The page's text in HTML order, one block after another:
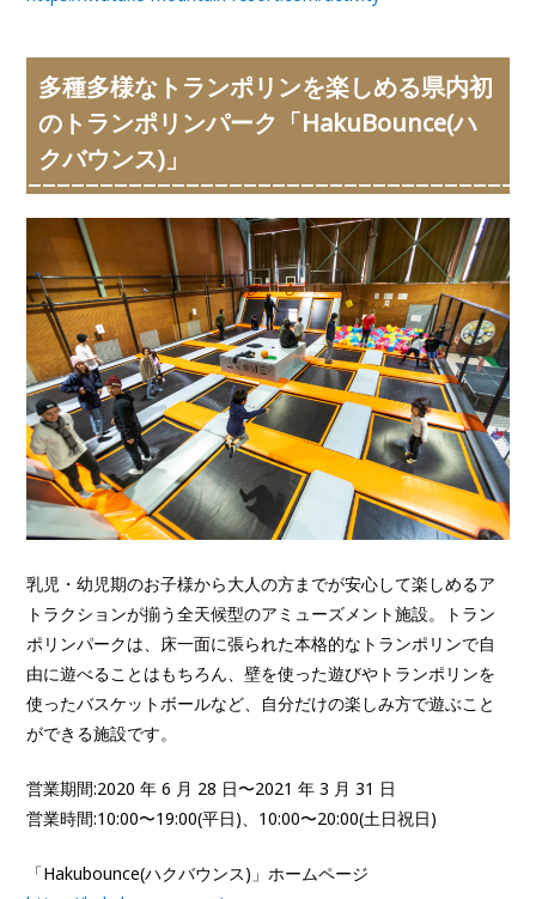
多種多様なトランポリンを楽しめる県内初
のトランポリンパーク「HakuBounce(ハ
クバウンス)」
乳児・幼児期のお子様から大人の方までが安心して楽しめるア
トラクションが揃う全天候型のアミューズメント施設。トラン
ポリンパークは、床一面に張られた本格的なトランポリンで自
由に遊べることはもちろん、壁を使った遊びやトランポリンを
使ったバスケットボールなど、自分だけの楽しみ方で遊ぶこと
ができる施設です。
営業期間:2020 年 6 月 28 日〜2021 年 3 月 31 日
営業時間:10:00〜19:00(平日)、10:00〜20:00(土日祝日)
「Hakubounce(ハクバウンス)」ホームページ